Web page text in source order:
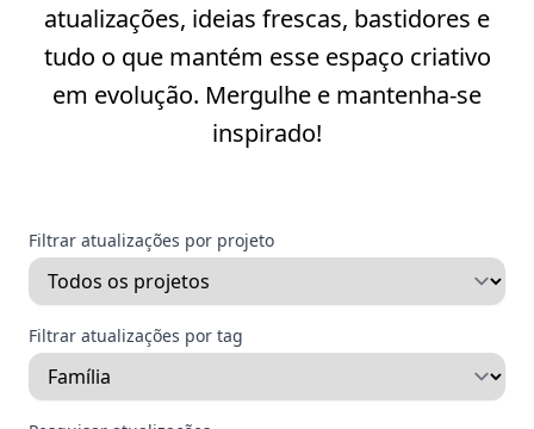
atualizações, ideias frescas, bastidores e
tudo o que mantém esse espaço criativo
em evolução. Mergulhe e mantenha-se
inspirado!
Filtrar atualizações por projeto
Filtrar atualizações por tag